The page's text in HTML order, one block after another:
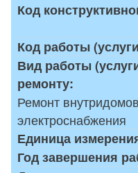
Код
Код работы
Вид работы
ремонту:
Ремонт
электроснабжения
Единица
Год завершения